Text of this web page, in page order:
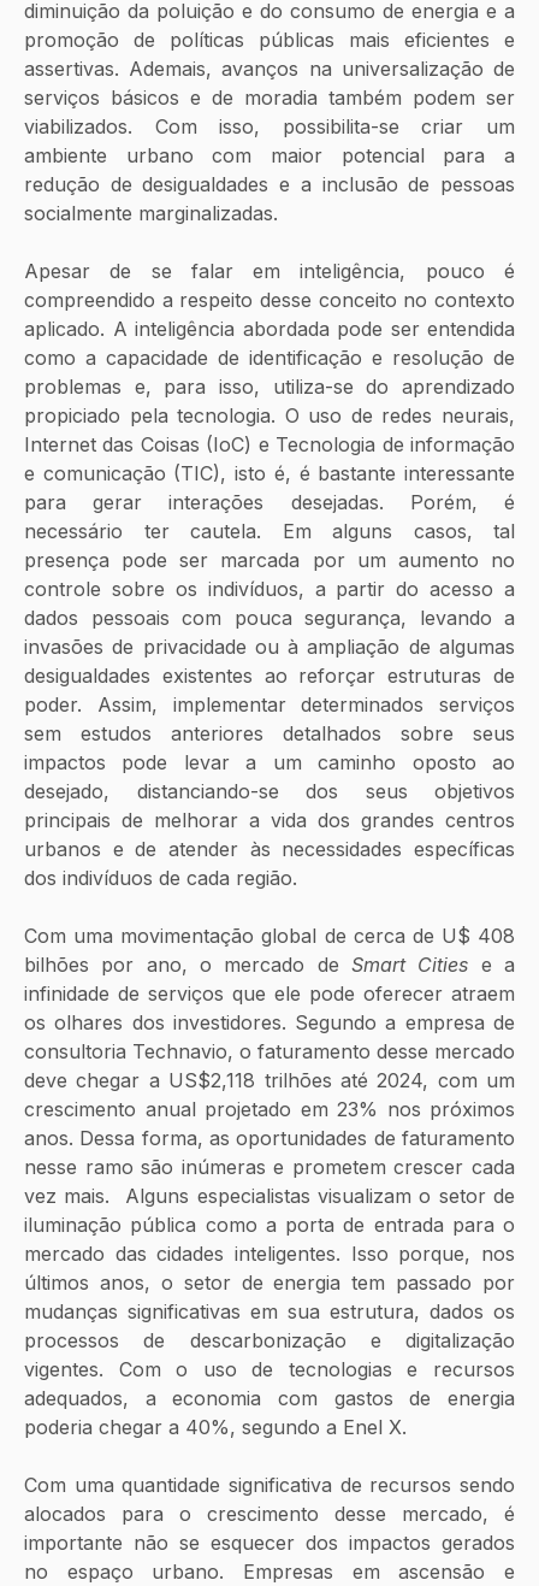
diminuição da poluição e do consumo de energia e a
promoção de políticas públicas mais eficientes e
assertivas. Ademais, avanços na universalização de
serviços básicos e de moradia também podem ser
viabilizados. Com isso, possibilita-se criar um
ambiente urbano com maior potencial para a
redução de desigualdades e a inclusão de pessoas
socialmente marginalizadas.
Apesar de se falar em inteligência, pouco é
compreendido a respeito desse conceito no contexto
aplicado. A inteligência abordada pode ser entendida
como a capacidade de identificação e resolução de
problemas e, para isso, utiliza-se do aprendizado
propiciado pela tecnologia. O uso de redes neurais,
Internet das Coisas (IoC) e Tecnologia de informação
e comunicação (TIC), isto é, é bastante interessante
para gerar interações desejadas. Porém, é
necessário ter cautela. Em alguns casos, tal
presença pode ser marcada por um aumento no
controle sobre os indivíduos, a partir do acesso a
dados pessoais com pouca segurança, levando a
invasões de privacidade ou à ampliação de algumas
desigualdades existentes ao reforçar estruturas de
poder. Assim, implementar determinados serviços
sem estudos anteriores detalhados sobre seus
impactos pode levar a um caminho oposto ao
desejado, distanciando-se dos seus objetivos
principais de melhorar a vida dos grandes centros
urbanos e de atender às necessidades específicas
dos indivíduos de cada região.
Com uma movimentação global de cerca de U$ 408
bilhões por ano, o mercado de Smart Cities e a
infinidade de serviços que ele pode oferecer atraem
os olhares dos investidores. Segundo a empresa de
consultoria Technavio, o faturamento desse mercado
deve chegar a US$2,118 trilhões até 2024, com um
crescimento anual projetado em 23% nos próximos
anos. Dessa forma, as oportunidades de faturamento
nesse ramo são inúmeras e prometem crescer cada
vez mais.  Alguns especialistas visualizam o setor de
iluminação pública como a porta de entrada para o
mercado das cidades inteligentes. Isso porque, nos
últimos anos, o setor de energia tem passado por
mudanças significativas em sua estrutura, dados os
processos de descarbonização e digitalização
vigentes. Com o uso de tecnologias e recursos
adequados, a economia com gastos de energia
poderia chegar a 40%, segundo a Enel X.
Com uma quantidade significativa de recursos sendo
alocados para o crescimento desse mercado, é
importante não se esquecer dos impactos gerados
no espaço urbano. Empresas em ascensão e